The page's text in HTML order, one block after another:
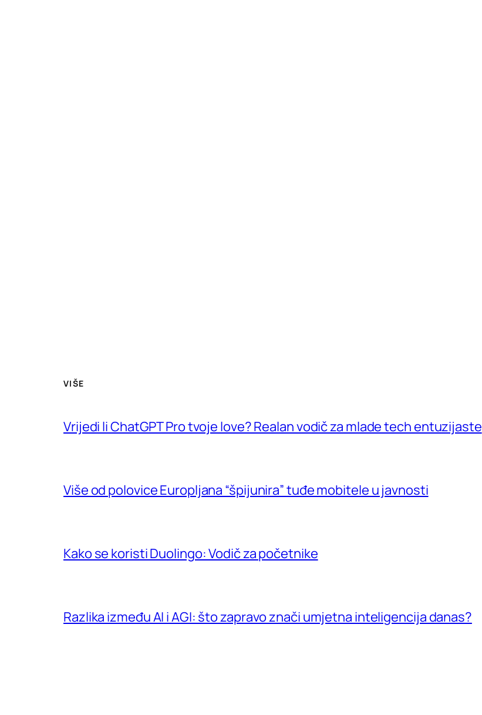
VIŠE
Vrijedi li ChatGPT Pro tvoje love? Realan vodič za mlade tech entuzijaste
Više od polovice Europljana “špijunira” tuđe mobitele u javnosti
Kako se koristi Duolingo: Vodič za početnike
Razlika između AI i AGI: što zapravo znači umjetna inteligencija danas?